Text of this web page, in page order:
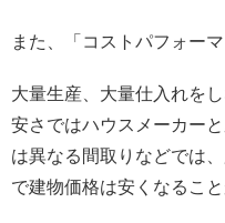
また、「コストパフォー
大量生産、大量仕入れを
安さではハウスメーカー
は異なる間取りなどでは
で建物価格は安くなること